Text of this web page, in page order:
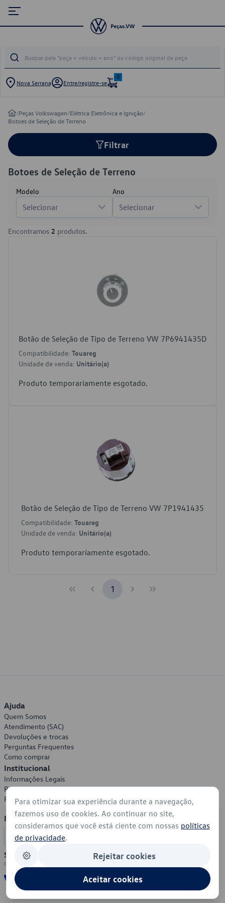
Nova Serrana Entre/registre-se
0
/Peças Volkswagen/Elétrica Eletrônica e Ignição/
Botoes de Seleção de Terreno
Filtrar
Botoes de Seleção de Terreno
Modelo
Selecionar
Ano
Selecionar
Encontramos 2 produtos.
Botão de Seleção de Tipo de Terreno VW 7P6941435D
Compatibilidade: Touareg
Unidade de venda: Unitário(a)
Produto temporariamente esgotado.
Botão de Seleção de Tipo de Terreno VW 7P1941435
Compatibilidade: Touareg
Unidade de venda: Unitário(a)
Produto temporariamente esgotado.
1
Ajuda
Quem Somos
Atendimento (SAC)
Devoluções e trocas
Perguntas Frequentes
Como comprar
Institucional
Informações Legais
Política de Privacidade
Política de Cookies
Formas de Pagamento
Segurança
Para otimizar sua experiência durante a navegação,
fazemos uso de cookies. Ao continuar no site,
consideramos que você está ciente com nossas políticas
de privacidade.
Rejeitar cookies
Aceitar cookies